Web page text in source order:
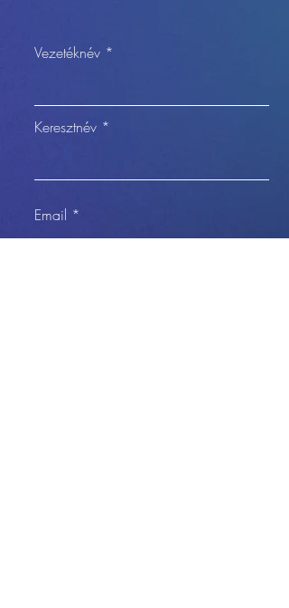
Vezetéknév
Keresztnév
Email